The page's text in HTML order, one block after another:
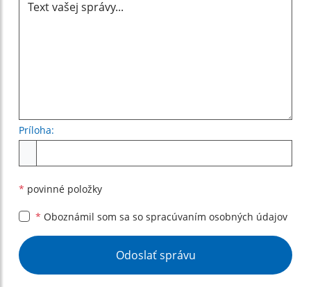
Príloha:
* povinné položky
* Oboznámil som sa so spracúvaním osobných údajov
Google reCaptcha Response
Odoslať správu